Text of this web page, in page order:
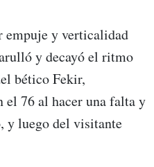
empuje y verticalidad
y decayó el ritmo
bético Fekir,
el 76 al hacer una falta y
y luego del visitante